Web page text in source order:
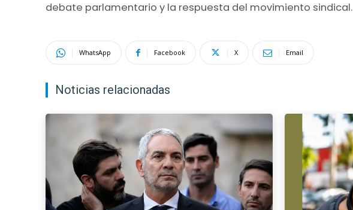
debate parlamentario y la respuesta del movimiento sindical.
WhatsApp Facebook X Email
Noticias relacionadas